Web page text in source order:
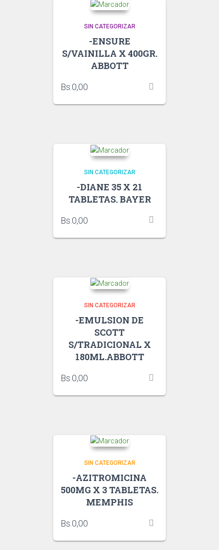
SIN CATEGORIZAR
-ENSURE
S/VAINILLA X 400GR.
ABBOTT
Bs.0,00
SIN CATEGORIZAR
-DIANE 35 X 21
TABLETAS. BAYER
Bs. 0,00
SIN CATEGORIZAR
-EMULSION DE
SCOTT
S/TRADICIONAL X
180ML.ABBOTT
Bs. 0,00
SIN CATEGORIZAR
-AZITROMICINA
500MG X 3 TABLETAS.
MEMPHIS
Bs. 0,00